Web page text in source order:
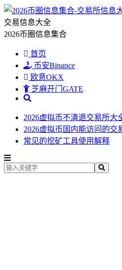
交易信息大全
2026币圈信息集合
首页
币安Binance
欧意OKX
芝麻开门GATE
2026虚拟币不清退交易所大
2026虚拟币国内能访问的交
常见的挖矿工具使用解释